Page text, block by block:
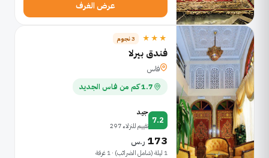
عرض الغرف
★★★ 3 نجوم
فندق بيرلا
فاس
1.7 كم من فاس الجديد
7.2
جيد
تقييم للنزلاء 297
173 ر.س
1 ليلة (شامل الضرائب) · 1 غرفة